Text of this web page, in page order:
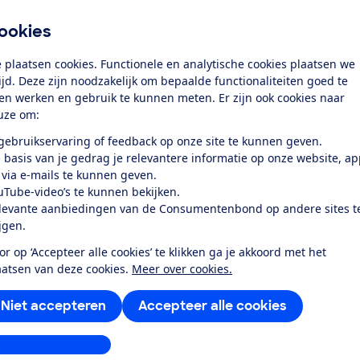
plaatsen cookies. Functionele en analytische cookies plaatsen we
Deze zijn noodzakelijk om bepaalde functionaliteiten goed te
werken en gebruik te kunnen meten. Er zijn ook cookies naar
om:
of feedback op onze site te kunnen geven.
basis van je gedrag je relevantere informatie op onze website,
e-mails te kunnen geven.
video’s te kunnen bekijken.
aanbiedingen van de Consumentenbond op andere sites
op ‘Accepteer alle cookies’ te klikken ga je akkoord met het
van deze cookies. Meer over cookies.
Accepteer alle cookies
Niet accepteren
aanpassen
goed uit en werkt stil en